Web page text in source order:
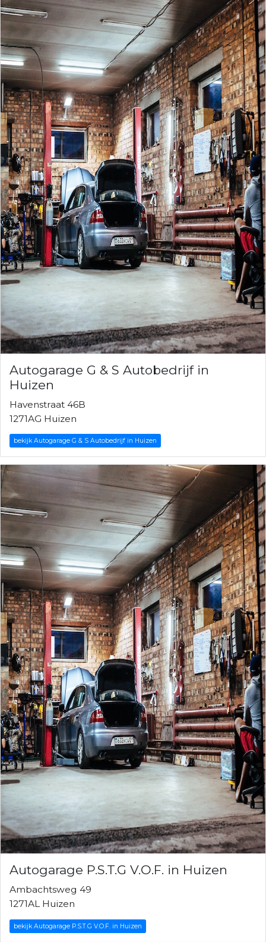
Autogarage G & S Autobedrijf in
Huizen
Havenstraat 46B
1271AG Huizen
bekijk Autogarage G & S Autobedrijf in Huizen
Autogarage P.S.T.G V.O.F. in Huizen
Ambachtsweg 49
1271AL Huizen
bekijk Autogarage P.S.T.G V.O.F. in Huizen